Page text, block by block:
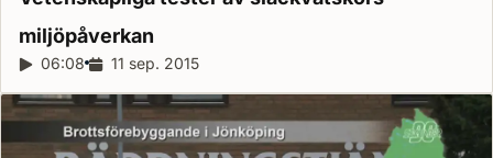
miljöpåverkan
Reportagelängd:
06:08 Releasedatum:
11 sep. 2015